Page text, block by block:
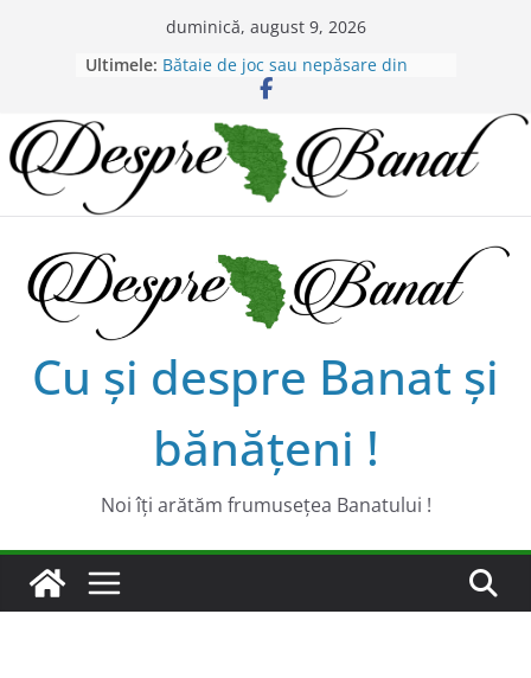
duminică, august 9, 2026
Ultimele: bănăţeni !
Bătaie de joc sau nepăsare din
partea administraţiei judeţene?
Lansarea de carte a lui Alex Murgoi
în Timișoara
Alex Murgoi, un glas al lumii
satului bănățean !
Alexandru Murgoi.
Cu şi despre Banat şi
bănăţeni !
Noi îţi arătăm frumuseţea Banatului !